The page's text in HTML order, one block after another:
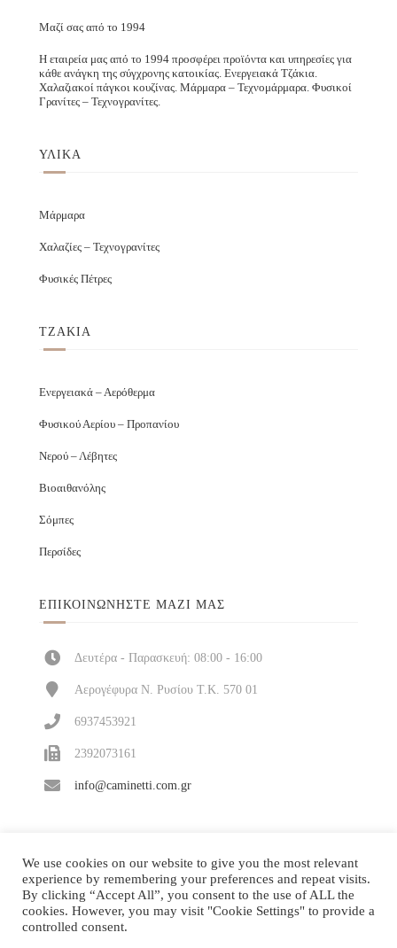
Μαζί σας από το 1994
Η εταιρεία μας από το 1994 προσφέρει προϊόντα και υπηρεσίες για
κάθε ανάγκη της σύγχρονης κατοικίας. Ενεργειακά Τζάκια.
Χαλαζιακοί πάγκοι κουζίνας. Μάρμαρα – Τεχνομάρμαρα. Φυσικοί
Γρανίτες – Τεχνογρανίτες.
ΥΛΙΚΑ
Μάρμαρα
Χαλαζίες – Τεχνογρανίτες
Φυσικές Πέτρες
ΤΖΑΚΙΑ
Ενεργειακά – Αερόθερμα
Φυσικού Αερίου – Προπανίου
Νερού – Λέβητες
Βιοαιθανόλης
Σόμπες
Περσίδες
ΕΠΙΚΟΙΝΩΝΉΣΤΕ ΜΑΖΊ ΜΑΣ
Δευτέρα - Παρασκευή: 08:00 - 16:00
Αερογέφυρα Ν. Ρυσίου Τ.Κ. 570 01
6937453921
2392073161
info@caminetti.com.gr
We use cookies on our website to give you the most relevant
experience by remembering your preferences and repeat visits.
By clicking “Accept All”, you consent to the use of ALL the
cookies. However, you may visit "Cookie Settings" to provide a
controlled consent.